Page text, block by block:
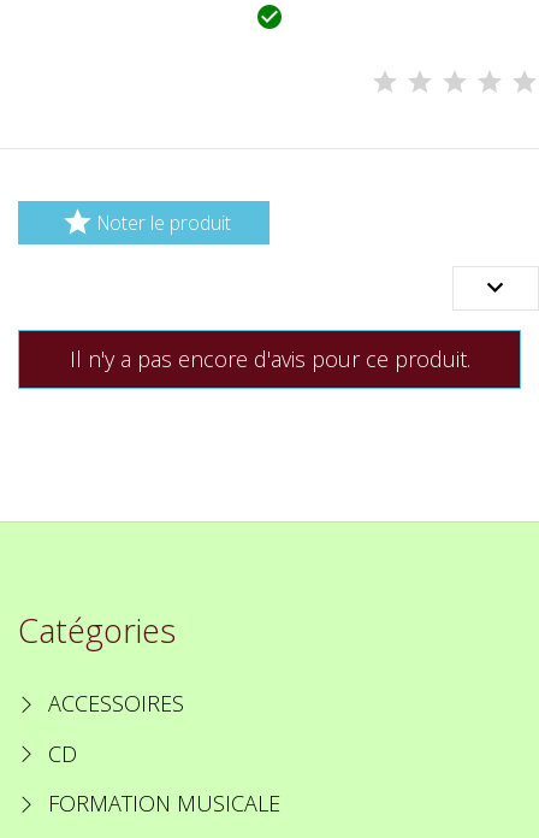

 Noter le produit

Il n'y a pas encore d'avis pour ce produit.
Catégories
ACCESSOIRES
CD
FORMATION MUSICALE